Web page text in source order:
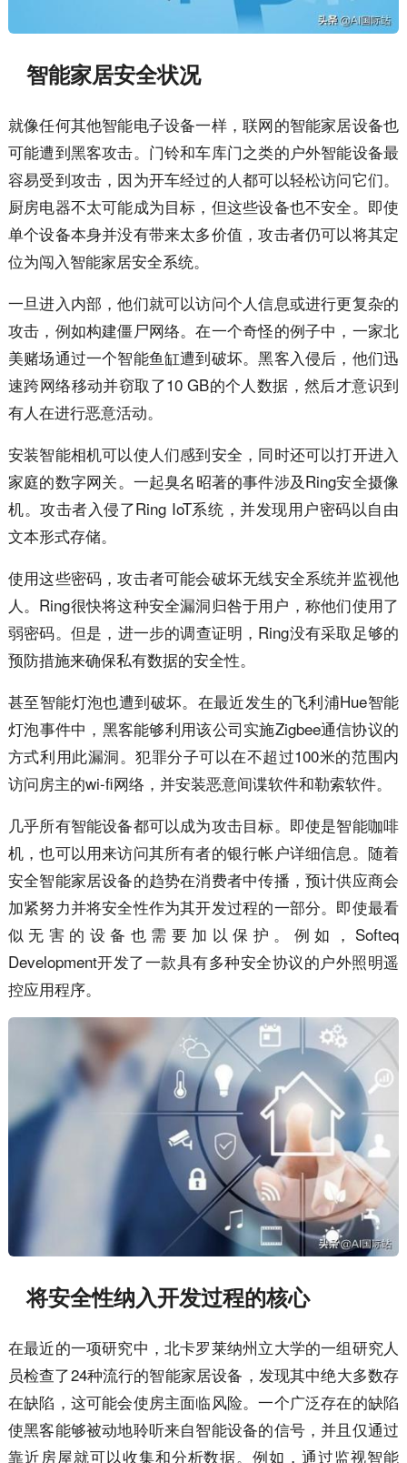
智能家居安全状况
就像任何其他智能电子设备一样，联网的智能家居设备也
可能遭到黑客攻击。门铃和车库门之类的户外智能设备最
容易受到攻击，因为开车经过的人都可以轻松访问它们。
厨房电器不太可能成为目标，但这些设备也不安全。即使
单个设备本身并没有带来太多价值，攻击者仍可以将其定
位为闯入智能家居安全系统。
一旦进入内部，他们就可以访问个人信息或进行更复杂的
攻击，例如构建僵尸网络。在一个奇怪的例子中，一家北
美赌场通过一个智能鱼缸遭到破坏。黑客入侵后，他们迅
速跨网络移动并窃取了10 GB的个人数据，然后才意识到
有人在进行恶意活动。
安装智能相机可以使人们感到安全，同时还可以打开进入
家庭的数字网关。一起臭名昭著的事件涉及Ring安全摄像
机。攻击者入侵了Ring IoT系统，并发现用户密码以自由
文本形式存储。
使用这些密码，攻击者可能会破坏无线安全系统并监视他
人。Ring很快将这种安全漏洞归咎于用户，称他们使用了
弱密码。但是，进一步的调查证明，Ring没有采取足够的
预防措施来确保私有数据的安全性。
甚至智能灯泡也遭到破坏。在最近发生的飞利浦Hue智能
灯泡事件中，黑客能够利用该公司实施Zigbee通信协议的
方式利用此漏洞。犯罪分子可以在不超过100米的范围内
访问房主的wi-fi网络，并安装恶意间谍软件和勒索软件。
几乎所有智能设备都可以成为攻击目标。即使是智能咖啡
机，也可以用来访问其所有者的银行帐户详细信息。随着
安全智能家居设备的趋势在消费者中传播，预计供应商会
加紧努力并将安全性作为其开发过程的一部分。即使最看
似无害的设备也需要加以保护。例如，Softeq
Development开发了一款具有多种安全协议的户外照明遥
控应用程序。
将安全性纳入开发过程的核心
在最近的一项研究中，北卡罗莱纳州立大学的一组研究人
员检查了24种流行的智能家居设备，发现其中绝大多数存
在缺陷，这可能会使房主面临风险。一个广泛存在的缺陷
使黑客能够被动地聆听来自智能设备的信号，并且仅通过
靠近房屋就可以收集和分析数据。例如，通过监视智能